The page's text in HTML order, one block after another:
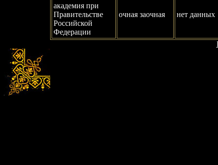
академия при
Правительстве
Российской
Федерации
очная заочная нет данных